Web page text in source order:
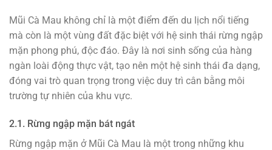
Mũi Cà Mau không chỉ là một điểm đến du lịch nổi tiếng
mà còn là một vùng đất đặc biệt với hệ sinh thái rừng ngập
mặn phong phú, độc đáo. Đây là nơi sinh sống của hàng
ngàn loài động thực vật, tạo nên một hệ sinh thái đa dạng,
đóng vai trò quan trọng trong việc duy trì cân bằng môi
trường tự nhiên của khu vực.
2.1. Rừng ngập mặn bát ngát
Rừng ngập mặn ở Mũi Cà Mau là một trong những khu